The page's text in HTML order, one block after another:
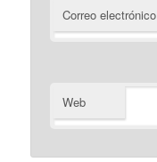
Correo electrónico
Web